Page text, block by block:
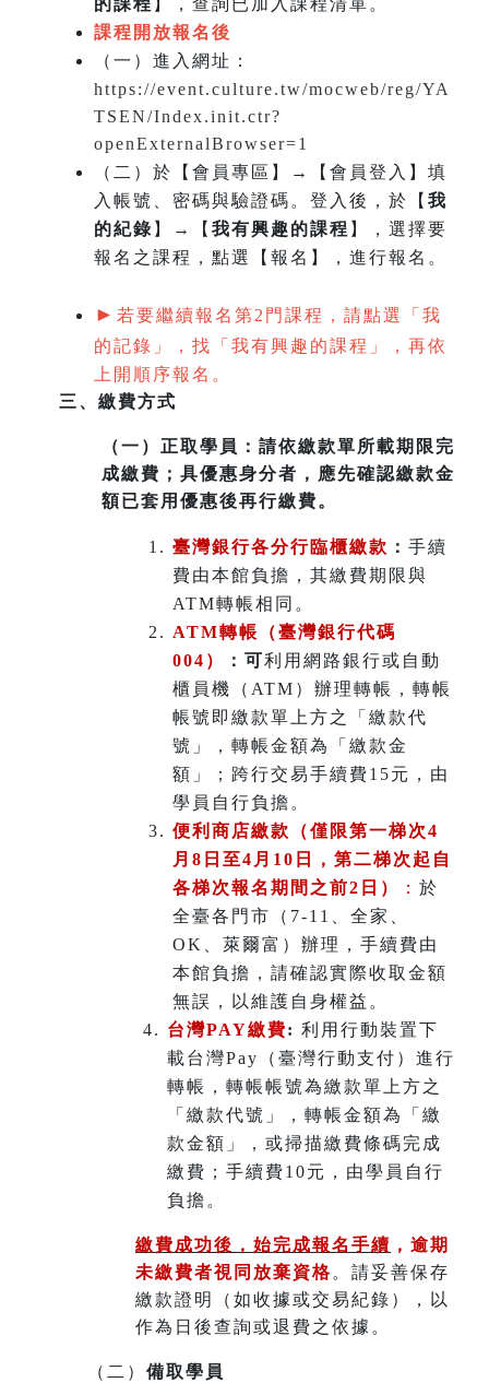
的課程 】，查詢已加入課程清單。
課程開放報名後
（一） 進入網址：
https://event.culture.tw/mocweb/reg/YA
TSEN/Index.init.ctr?
openExternalBrowser=1
（二）於【會員專區】→【會員登入】填
入帳號、密碼與驗證碼。登入後，於【 我
的紀錄 】→【 我有興趣的課程 】，選擇要
報名之課程，點選【報名】，進行報名。
► 若要繼續報名第2門課程，請點選「我
的記錄」，找「我有興趣的課程」，再依
上開順序報名。
三、繳費方式
（一） 正取學員：請依繳款單所載期限完
成繳費；具優惠身分者，應先確認繳款金
額已套用優惠後再行繳費。
臺灣銀行各分行臨櫃繳款 ： 手續
費由本館負擔，其繳費期限與
ATM轉帳相同。
ATM轉帳（臺灣銀行代碼
004）
：可利用網路銀行或自動
櫃員機（ATM）辦理轉帳，轉帳
帳號即繳款單上方之「繳款代
號」，轉帳金額為「繳款金
額」；跨行交易手續費15元，由
學員自行負擔。
便利商店繳款（僅限第一梯次4
月8日至4月10日，第二梯次起自
各梯次報名期間之前2日）
： 於
全臺各門市（7-11、全家、
OK、萊爾富）辦理 ， 手續費由
本館負擔，請確認實際收取金額
無誤，以維護自身權益。
台灣PAY繳費: 利用行動裝置下
載台灣Pay（臺灣行動支付）進行
轉帳，轉帳帳號為繳款單上方之
「繳款代號」，轉帳金額為「繳
款金額」，或掃描繳費條碼完成
繳費；手續費10元，由學員自行
負擔。
繳費成功後，始完成報名手續 ，逾期
未繳費者視同放棄資格。請妥善保存
繳款證明（如收據或交易紀錄），以
作為日後查詢或退費之依據。
（二） 備取學員